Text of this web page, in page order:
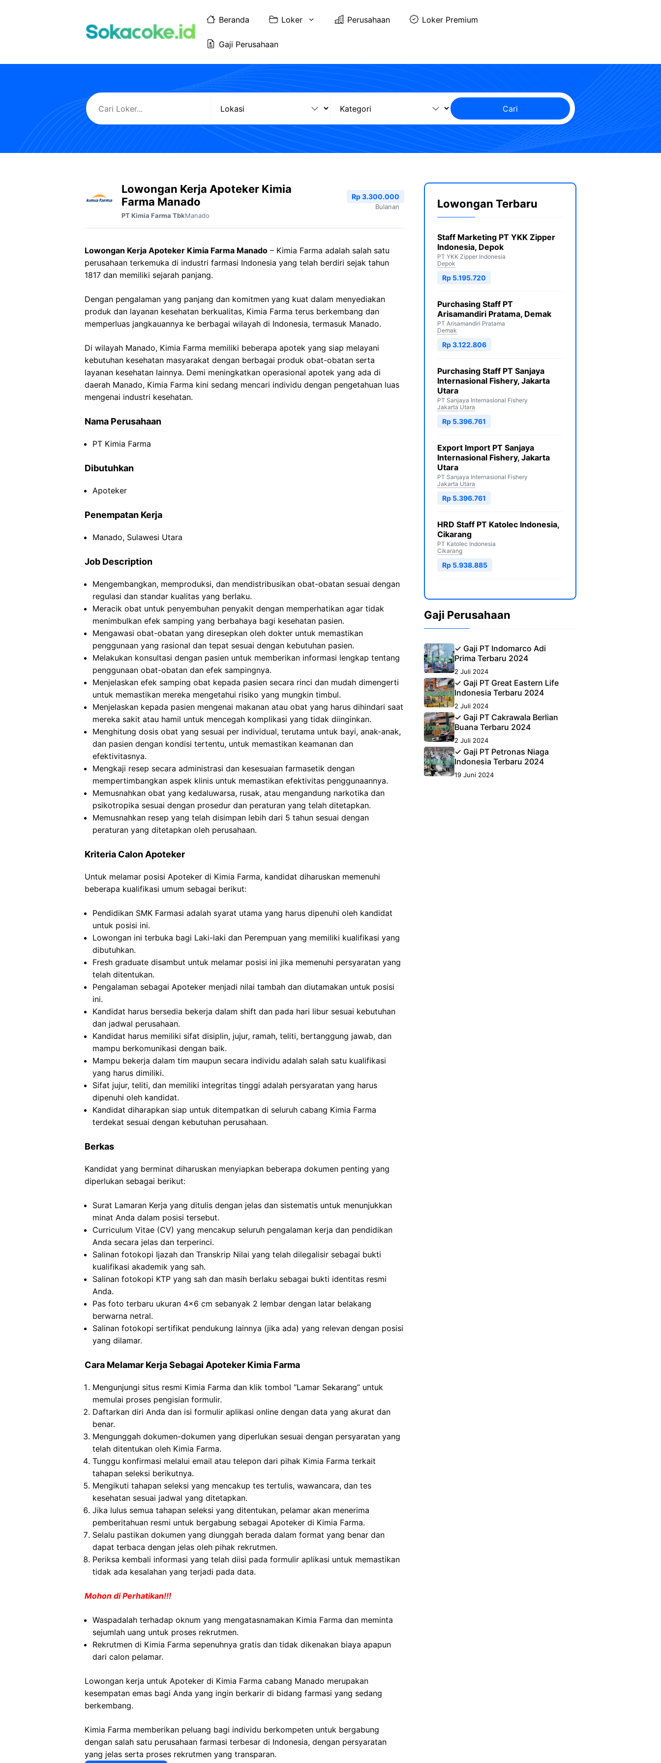
Beranda Loker Perusahaan Loker Premium
Gaji Perusahaan
Cari
Lowongan Kerja Apoteker Kimia
Farma Manado
PT Kimia Farma TbkManado
Rp 3.300.000
Bulanan
Lowongan Kerja Apoteker Kimia Farma Manado – Kimia Farma adalah salah satu
perusahaan terkemuka di industri farmasi Indonesia yang telah berdiri sejak tahun
1817 dan memiliki sejarah panjang.
Dengan pengalaman yang panjang dan komitmen yang kuat dalam menyediakan
produk dan layanan kesehatan berkualitas, Kimia Farma terus berkembang dan
memperluas jangkauannya ke berbagai wilayah di Indonesia, termasuk Manado.
Di wilayah Manado, Kimia Farma memiliki beberapa apotek yang siap melayani
kebutuhan kesehatan masyarakat dengan berbagai produk obat-obatan serta
layanan kesehatan lainnya. Demi meningkatkan operasional apotek yang ada di
daerah Manado, Kimia Farma kini sedang mencari individu dengan pengetahuan luas
mengenai industri kesehatan.
Nama Perusahaan
PT Kimia Farma
Dibutuhkan
Apoteker
Penempatan Kerja
Manado, Sulawesi Utara
Job Description
Mengembangkan, memproduksi, dan mendistribusikan obat-obatan sesuai dengan
regulasi dan standar kualitas yang berlaku.
Meracik obat untuk penyembuhan penyakit dengan memperhatikan agar tidak
menimbulkan efek samping yang berbahaya bagi kesehatan pasien.
Mengawasi obat-obatan yang diresepkan oleh dokter untuk memastikan
penggunaan yang rasional dan tepat sesuai dengan kebutuhan pasien.
Melakukan konsultasi dengan pasien untuk memberikan informasi lengkap tentang
penggunaan obat-obatan dan efek sampingnya.
Menjelaskan efek samping obat kepada pasien secara rinci dan mudah dimengerti
untuk memastikan mereka mengetahui risiko yang mungkin timbul.
Menjelaskan kepada pasien mengenai makanan atau obat yang harus dihindari saat
mereka sakit atau hamil untuk mencegah komplikasi yang tidak diinginkan.
Menghitung dosis obat yang sesuai per individual, terutama untuk bayi, anak-anak,
dan pasien dengan kondisi tertentu, untuk memastikan keamanan dan
efektivitasnya.
Mengkaji resep secara administrasi dan kesesuaian farmasetik dengan
mempertimbangkan aspek klinis untuk memastikan efektivitas penggunaannya.
Memusnahkan obat yang kedaluwarsa, rusak, atau mengandung narkotika dan
psikotropika sesuai dengan prosedur dan peraturan yang telah ditetapkan.
Memusnahkan resep yang telah disimpan lebih dari 5 tahun sesuai dengan
peraturan yang ditetapkan oleh perusahaan.
Kriteria Calon Apoteker
Untuk melamar posisi Apoteker di Kimia Farma, kandidat diharuskan memenuhi
beberapa kualifikasi umum sebagai berikut:
Pendidikan SMK Farmasi adalah syarat utama yang harus dipenuhi oleh kandidat
untuk posisi ini.
Lowongan ini terbuka bagi Laki-laki dan Perempuan yang memiliki kualifikasi yang
dibutuhkan.
Fresh graduate disambut untuk melamar posisi ini jika memenuhi persyaratan yang
telah ditentukan.
Pengalaman sebagai Apoteker menjadi nilai tambah dan diutamakan untuk posisi
ini.
Kandidat harus bersedia bekerja dalam shift dan pada hari libur sesuai kebutuhan
dan jadwal perusahaan.
Kandidat harus memiliki sifat disiplin, jujur, ramah, teliti, bertanggung jawab, dan
mampu berkomunikasi dengan baik.
Mampu bekerja dalam tim maupun secara individu adalah salah satu kualifikasi
yang harus dimiliki.
Sifat jujur, teliti, dan memiliki integritas tinggi adalah persyaratan yang harus
dipenuhi oleh kandidat.
Kandidat diharapkan siap untuk ditempatkan di seluruh cabang Kimia Farma
terdekat sesuai dengan kebutuhan perusahaan.
Berkas
Kandidat yang berminat diharuskan menyiapkan beberapa dokumen penting yang
diperlukan sebagai berikut:
Surat Lamaran Kerja yang ditulis dengan jelas dan sistematis untuk menunjukkan
minat Anda dalam posisi tersebut.
Curriculum Vitae (CV) yang mencakup seluruh pengalaman kerja dan pendidikan
Anda secara jelas dan terperinci.
Salinan fotokopi Ijazah dan Transkrip Nilai yang telah dilegalisir sebagai bukti
kualifikasi akademik yang sah.
Salinan fotokopi KTP yang sah dan masih berlaku sebagai bukti identitas resmi
Anda.
Pas foto terbaru ukuran 4×6 cm sebanyak 2 lembar dengan latar belakang
berwarna netral.
Salinan fotokopi sertifikat pendukung lainnya (jika ada) yang relevan dengan posisi
yang dilamar.
Cara Melamar Kerja Sebagai Apoteker Kimia Farma
Mengunjungi situs resmi Kimia Farma dan klik tombol “Lamar Sekarang” untuk
memulai proses pengisian formulir.
Daftarkan diri Anda dan isi formulir aplikasi online dengan data yang akurat dan
benar.
Mengunggah dokumen-dokumen yang diperlukan sesuai dengan persyaratan yang
telah ditentukan oleh Kimia Farma.
Tunggu konfirmasi melalui email atau telepon dari pihak Kimia Farma terkait
tahapan seleksi berikutnya.
Mengikuti tahapan seleksi yang mencakup tes tertulis, wawancara, dan tes
kesehatan sesuai jadwal yang ditetapkan.
Jika lulus semua tahapan seleksi yang ditentukan, pelamar akan menerima
pemberitahuan resmi untuk bergabung sebagai Apoteker di Kimia Farma.
Selalu pastikan dokumen yang diunggah berada dalam format yang benar dan
dapat terbaca dengan jelas oleh pihak rekrutmen.
Periksa kembali informasi yang telah diisi pada formulir aplikasi untuk memastikan
tidak ada kesalahan yang terjadi pada data.
Mohon di Perhatikan!!!
Waspadalah terhadap oknum yang mengatasnamakan Kimia Farma dan meminta
sejumlah uang untuk proses rekrutmen.
Rekrutmen di Kimia Farma sepenuhnya gratis dan tidak dikenakan biaya apapun
dari calon pelamar.
Lowongan kerja untuk Apoteker di Kimia Farma cabang Manado merupakan
kesempatan emas bagi Anda yang ingin berkarir di bidang farmasi yang sedang
berkembang.
Kimia Farma memberikan peluang bagi individu berkompeten untuk bergabung
dengan salah satu perusahaan farmasi terbesar di Indonesia, dengan persyaratan
yang jelas serta proses rekrutmen yang transparan.
Lowongan Terbaru
Staff Marketing PT YKK Zipper
Indonesia, Depok
PT YKK Zipper Indonesia
Depok
Rp 5.195.720
Purchasing Staff PT
Arisamandiri Pratama, Demak
PT Arisamandiri Pratama
Demak
Rp 3.122.806
Purchasing Staff PT Sanjaya
Internasional Fishery, Jakarta
Utara
PT Sanjaya Internasional Fishery
Jakarta Utara
Rp 5.396.761
Export Import PT Sanjaya
Internasional Fishery, Jakarta
Utara
PT Sanjaya Internasional Fishery
Jakarta Utara
Rp 5.396.761
HRD Staff PT Katolec Indonesia,
Cikarang
PT Katolec Indonesia
Cikarang
Rp 5.938.885
Gaji Perusahaan
✓ Gaji PT Indomarco Adi
Prima Terbaru 2024
2 Juli 2024
✓ Gaji PT Great Eastern Life
Indonesia Terbaru 2024
2 Juli 2024
✓ Gaji PT Cakrawala Berlian
Buana Terbaru 2024
2 Juli 2024
✓ Gaji PT Petronas Niaga
Indonesia Terbaru 2024
19 Juni 2024